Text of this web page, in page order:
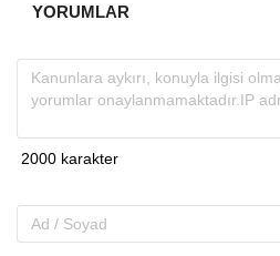
YORUMLAR